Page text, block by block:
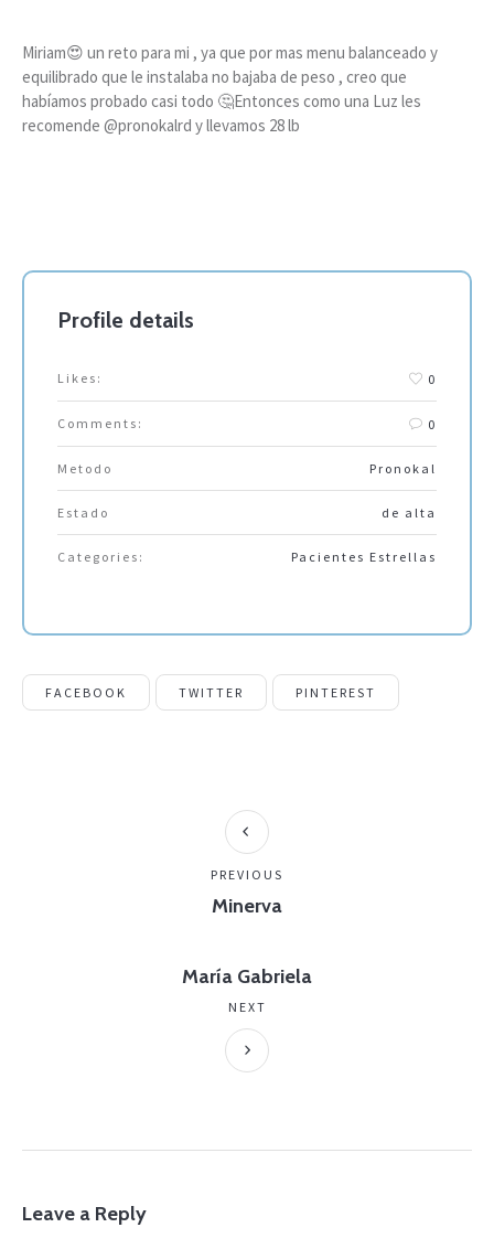
Miriam😍 un reto para mi , ya que por mas menu balanceado y
equilibrado que le instalaba no bajaba de peso , creo que
habíamos probado casi todo 🤔Entonces como una Luz les
recomende @pronokalrd y llevamos 28 lb
Profile details
Likes: 0
Comments: 0
Metodo Pronokal
Estado de alta
Categories: Pacientes Estrellas
FACEBOOK TWITTER PINTEREST
Minerva
PREVIOUS
María Gabriela
NEXT
Leave a Reply